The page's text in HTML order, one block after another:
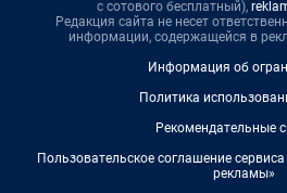
с сотового бесплатный),
Редакция сайта не несет
информации, содержащейся в
Информация об
Политика
Рекомендательные
Пользовательское соглашение
рекламы»